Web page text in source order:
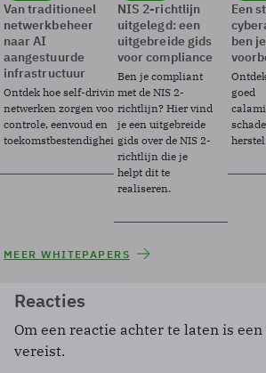
Van traditioneel
netwerkbeheer
naar AI
aangestuurde
infrastructuur
Ontdek hoe self-driving
netwerken zorgen voor
controle, eenvoud en
toekomstbestendigheid.
NIS 2-richtlijn
uitgelegd: een
uitgebreide gids
voor compliance
Ben je compliant
met de NIS 2-
richtlijn? Hier vind
je een uitgebreide
gids over de NIS 2-
richtlijn die je
helpt dit te
realiseren.
Een
ben je
goed
MEER WHITEPAPERS
Reacties
Om een reactie achter te laten is
vereist.